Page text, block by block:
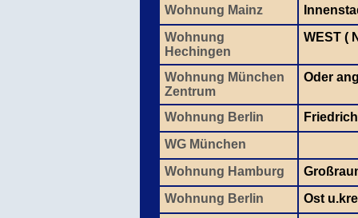
Wohnung Mainz
Wohnung
Hechingen
WEST (
Wohnung München
Zentrum
Oder
Wohnung Berlin
WG München
Wohnung Hamburg
Wohnung Berlin
Ost